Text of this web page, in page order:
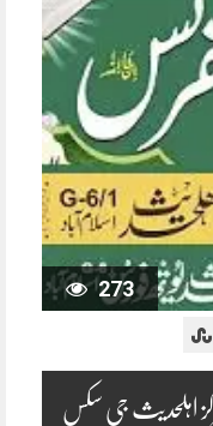
273
اہلحدیث جی سکس